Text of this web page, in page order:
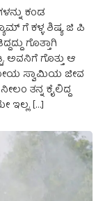
ಕಂಡ
ಗೆ ಕಳ್ಳ ಶಿಷ್ಯ ಜಿ ಪಿ
ಗೊತ್ತಾಗಿ
ಅವನಿಗೆ ಗೊತ್ತು ಆ
ಸ್ವಾಮಿಯ ಜೀವ
ತನ್ನ ಕೈಲಿದ್ದ
ಇಲ್ಲ. […]